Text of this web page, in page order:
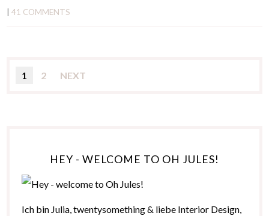
|41 COMMENTS
1 2 NEXT
HEY - WELCOME TO OH JULES!
Ich bin Julia, twentysomething & liebe Interior Design,